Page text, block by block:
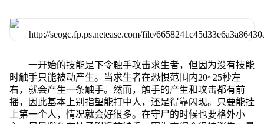
一开始的技能是下令触手攻击求生者，但因为没有技能
时触手只能被动产生。当求生者在恐惧范围内20~25秒左
右，就会产生一条触手。然而，触手的产生和攻击都有前
摇，因此基本上别指望能打中人，还是得靠闪现。只要能挂
上第一个人，情况就会好很多。在守尸的时候也要格外小